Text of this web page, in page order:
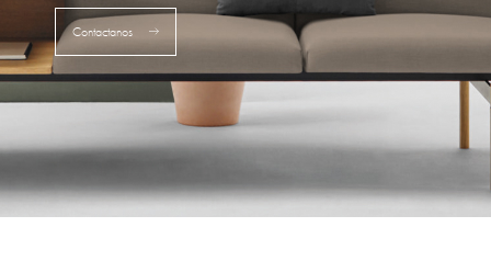
Contactanos